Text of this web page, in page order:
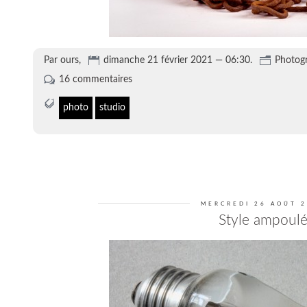
Par ours, dimanche 21 février 2021 — 06:30.
16 commentaires
photo studio
MERCREDI 26 AOÛT
Style